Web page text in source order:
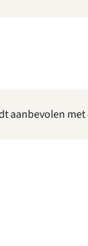
aanbevolen met